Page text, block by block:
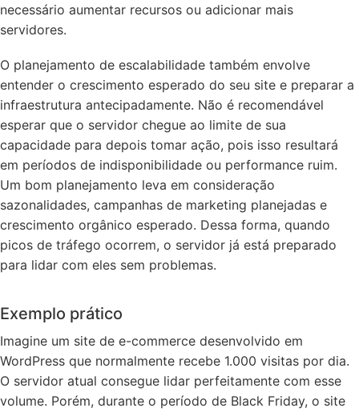
necessário aumentar recursos ou adicionar mais
servidores.
O planejamento de escalabilidade também envolve
entender o crescimento esperado do seu site e preparar a
infraestrutura antecipadamente. Não é recomendável
esperar que o servidor chegue ao limite de sua
capacidade para depois tomar ação, pois isso resultará
em períodos de indisponibilidade ou performance ruim.
Um bom planejamento leva em consideração
sazonalidades, campanhas de marketing planejadas e
crescimento orgânico esperado. Dessa forma, quando
picos de tráfego ocorrem, o servidor já está preparado
para lidar com eles sem problemas.
Exemplo prático
Imagine um site de e-commerce desenvolvido em
WordPress que normalmente recebe 1.000 visitas por dia.
O servidor atual consegue lidar perfeitamente com esse
volume. Porém, durante o período de Black Friday, o site